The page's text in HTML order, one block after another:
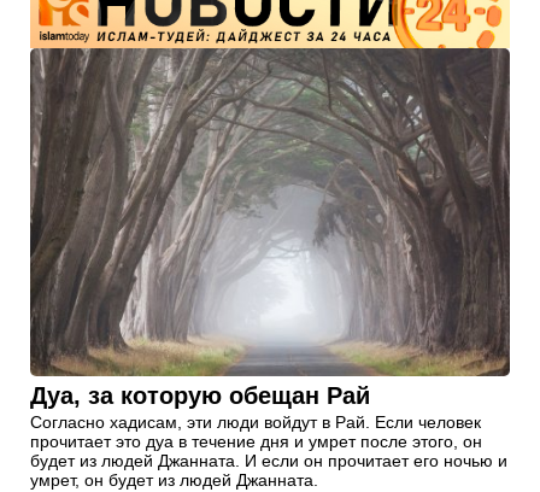
Дуа, за которую обещан Рай
Согласно хадисам, эти люди войдут в Рай. Если человек
прочитает это дуа в течение дня и умрет после этого, он
будет из людей Джанната. И если он прочитает его ночью и
умрет, он будет из людей Джанната.